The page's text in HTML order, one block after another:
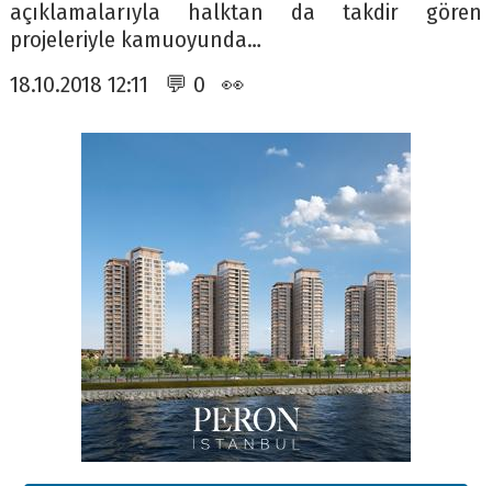
açıklamalarıyla halktan da takdir gören
projeleriyle kamuoyunda…
18.10.2018 12:11 💬 0 👀